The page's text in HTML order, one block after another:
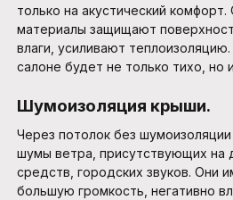
только на акустический
материалы защищают
влаги, усиливают
салоне будет не только тихо, но
Шумоизоляция крыши.
Через потолок без
шумы ветра, присутствующих на
средств, городских звуков. Они
большую громкость, негативно